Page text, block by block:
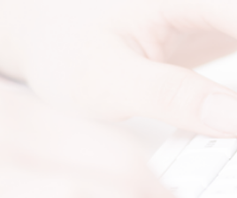
弊
的
い
本
本
識